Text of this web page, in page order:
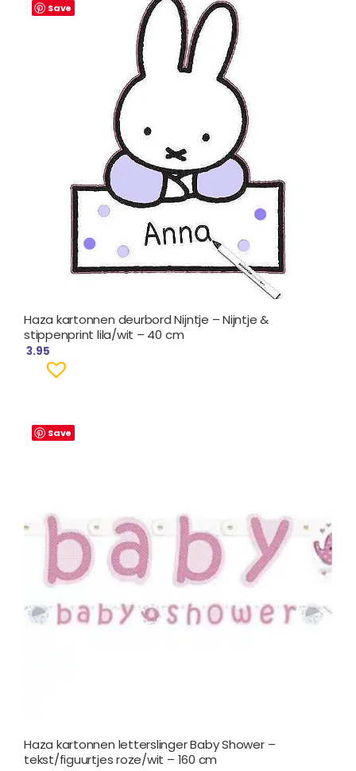
Save
Haza kartonnen deurbord Nijntje – Nijntje &
stippenprint lila/wit – 40 cm
3.95
Save
Haza kartonnen letterslinger Baby Shower –
tekst/figuurtjes roze/wit – 160 cm